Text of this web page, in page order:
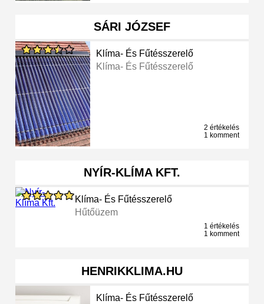
SÁRI JÓZSEF
Klíma- És Fűtésszerelő
Klíma- És Fűtésszerelő
2 értékelés
1 komment
NYÍR-KLÍMA KFT.
Klíma- És Fűtésszerelő
Hűtőüzem
1 értékelés
1 komment
HENRIKKLIMA.HU
Klíma- És Fűtésszerelő